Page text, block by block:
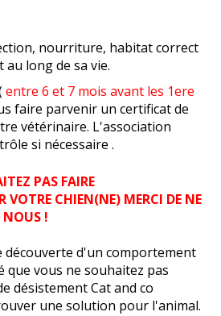
nourriture, habitat correct
long de sa vie.
entre 6 et 7 mois avant les 1ere
faire parvenir un certificat de
vétérinaire. L'association
si nécessaire .
PAS FAIRE
VOTRE CHIEN(NE) MERCI DE NE
NOUS !
découverte d'un comportement
que vous ne souhaitez pas
désistement Cat and co
une solution pour l'animal.